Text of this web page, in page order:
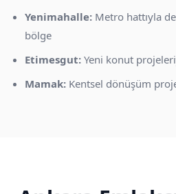
Yenimahalle: Metro hattıyla
bölge
Etimesgut: Yeni konut
Mamak: Kentsel dönüşüm